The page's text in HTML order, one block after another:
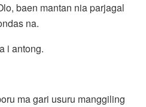
baen mantan nia parjagal
na.
i antong.
ma gari usuru manggiling